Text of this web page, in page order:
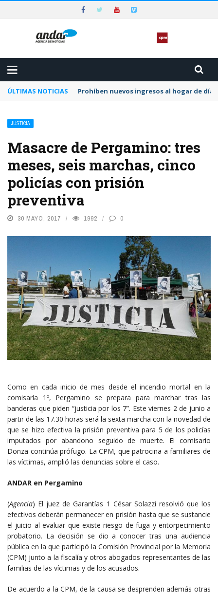
ÚLTIMAS NOTICIAS Prohíben nuevos ingresos al hogar de día
JUSTICIA
Masacre de Pergamino: tres
meses, seis marchas, cinco
policías con prisión
preventiva
30 MAYO, 2017 1992 0
Como en cada inicio de mes desde el incendio mortal en la
comisaría 1º, Pergamino se prepara para marchar tras las
banderas que piden “justicia por los 7”. Este viernes 2 de junio a
partir de las 17.30 horas será la sexta marcha con la novedad de
que se hizo efectiva la prisión preventiva para 5 de los policías
imputados por abandono seguido de muerte. El comisario
Donza continúa prófugo. La CPM, que patrocina a familiares de
las víctimas, amplió las denuncias sobre el caso.
ANDAR en Pergamino
(Agencia) El juez de Garantías 1 César Solazzi resolvió que los
efectivos deberán permanecer en prisión hasta que se sustancie
el juicio al evaluar que existe riesgo de fuga y entorpecimiento
probatorio. La decisión se dio a conocer tras una audiencia
pública en la que participó la Comisión Provincial por la Memoria
(CPM) junto a la fiscalía y otros abogados representantes de las
familias de las víctimas y de los acusados.
De acuerdo a la CPM, de la causa se desprenden además otras